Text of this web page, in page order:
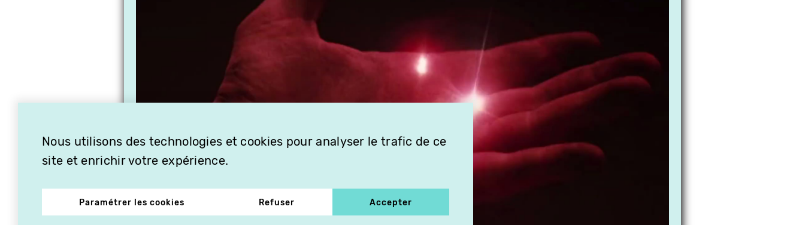
Nous utilisons des technologies et cookies pour analyser le trafic de ce
site et enrichir votre expérience.
Paramétrer les cookies Refuser Accepter